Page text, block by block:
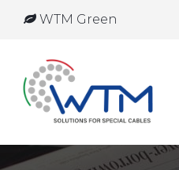
WTM Green